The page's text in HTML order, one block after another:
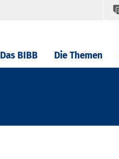
Das BIBB Die Themen